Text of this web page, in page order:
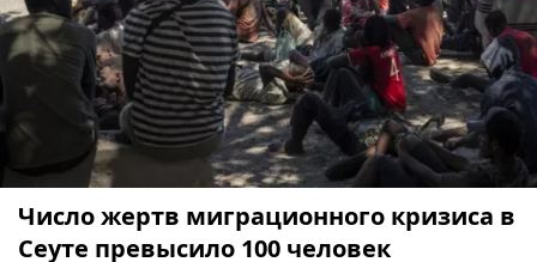
Число жертв миграционного кризиса в
Сеуте превысило 100 человек